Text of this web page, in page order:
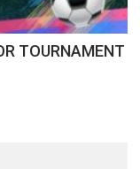
TOURNAMENT